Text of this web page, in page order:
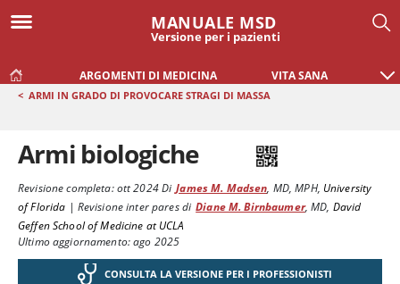
MANUALE MSD
Versione per i pazienti
ARGOMENTI DI MEDICINA VITA SANA
< ARMI IN GRADO DI PROVOCARE STRAGI DI MASSA
Armi biologiche
Revisione completa:ott 2024Di James M. Madsen, MD, MPH, University
of Florida | Revisione inter pares di Diane M. Birnbaumer,MD, David
Geffen School of Medicine at UCLA
Ultimo aggiornamento: ago 2025
CONSULTA LA VERSIONE PER I PROFESSIONISTI